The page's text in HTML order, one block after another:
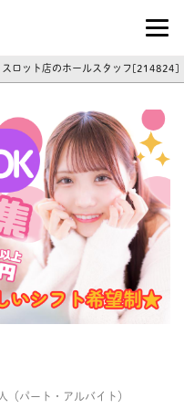
人・転職ならパチンコヒーロ
スロット店のホールスタッフ
（パート・アルバイト）